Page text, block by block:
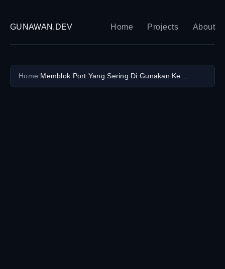
GUNAWAN.DEV Home Projects About
Home Memblok Port Yang Sering Di Gunakan KeyLogger